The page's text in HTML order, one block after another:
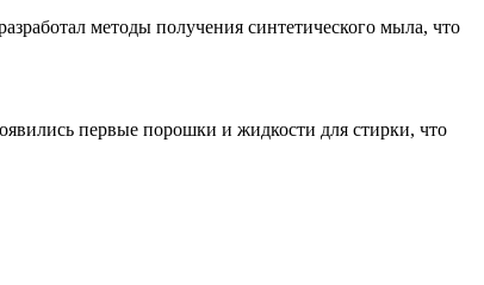
методы получения синтетического мыла, что
первые порошки и жидкости для стирки, что